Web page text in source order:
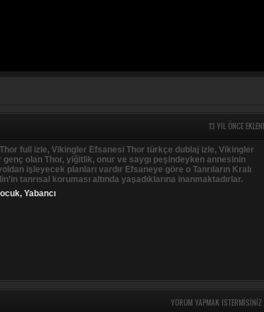
13 YIL ÖNCE
full izle, Vikingler Efsanesi Thor türkçe dublaj izle, Vikingler
olan Thor, yiğitlik, onur ve saygı peşindeyken annesinin
işleyecek planları vardır Efsaneye göre o Tanrıların Kralı
tanrısal koruması altında yaşadıklarına inanmaktadırlar.
, Yabancı
YORUM YAPMAK